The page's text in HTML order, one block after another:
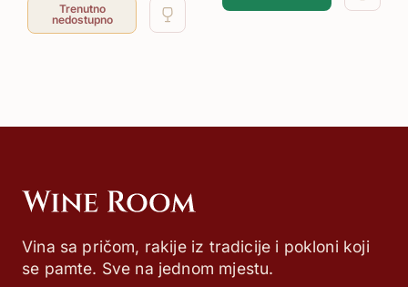
Trenutno
nedostupno
Vina sa pričom, rakije iz tradicije i pokloni koji
se pamte. Sve na jednom mjestu.